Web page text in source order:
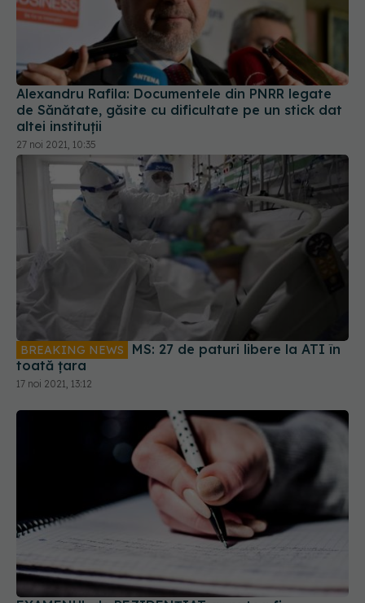
Alexandru Rafila: Documentele din PNRR legate
de Sănătate, găsite cu dificultate pe un stick dat
altei instituții
27 noi 2021, 10:35
BREAKING NEWS
toată țara
17 noi 2021, 13:12